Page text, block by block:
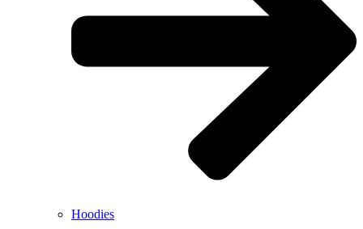
Hoodies